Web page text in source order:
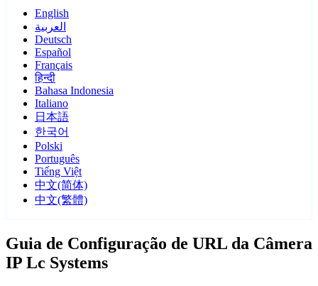
English
العربية
Deutsch
Español
Français
हिन्दी
Bahasa Indonesia
Italiano
日本語
한국어
Polski
Português
Tiếng Việt
中文(简体)
中文(繁體)
Guia de Configuração de URL da Câmera
IP Lc Systems